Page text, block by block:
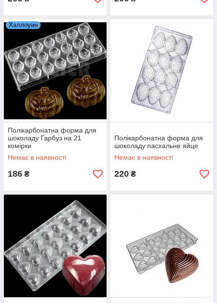
Хэллоуин
Полікарбонатна форма для
шоколаду Гарбуз на 21
комірки
Немає в наявності
186 ₴
Полікарбонатна форма для
шоколаду пасхальне яйце
Немає в наявності
220 ₴